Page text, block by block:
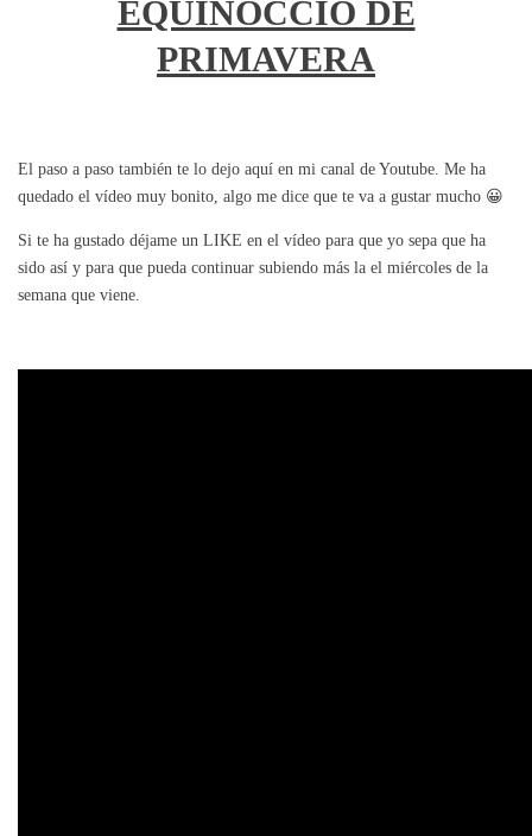
EQUINOCCIO DE
PRIMAVERA
El paso a paso también te lo dejo aquí en mi canal de Youtube. Me ha
quedado el vídeo muy bonito, algo me dice que te va a gustar mucho 😀
Si te ha gustado déjame un LIKE en el vídeo para que yo sepa que ha
sido así y para que pueda continuar subiendo más la el miércoles de la
semana que viene.